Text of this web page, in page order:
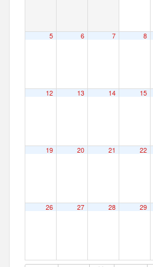
5 6 7 8
12 13 14 15
19 20 21 22
26 27 28 29